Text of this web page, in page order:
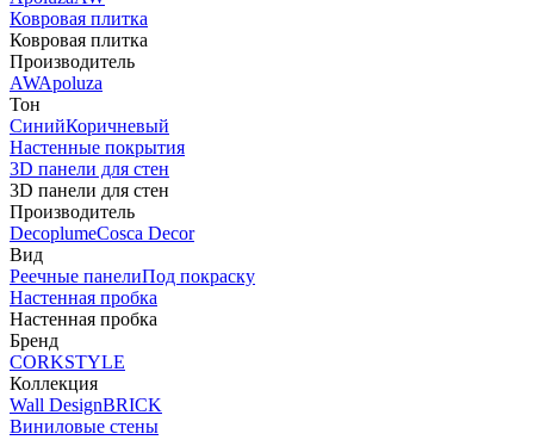
Ковровая плитка
Ковровая плитка
Производитель
AWApoluza
Тон
СинийКоричневый
Настенные покрытия
3D панели для стен
3D панели для стен
Производитель
DecoplumeCosca Decor
Вид
Реечные панелиПод покраску
Настенная пробка
Настенная пробка
Бренд
CORKSTYLE
Коллекция
Wall DesignBRICK
Виниловые стены